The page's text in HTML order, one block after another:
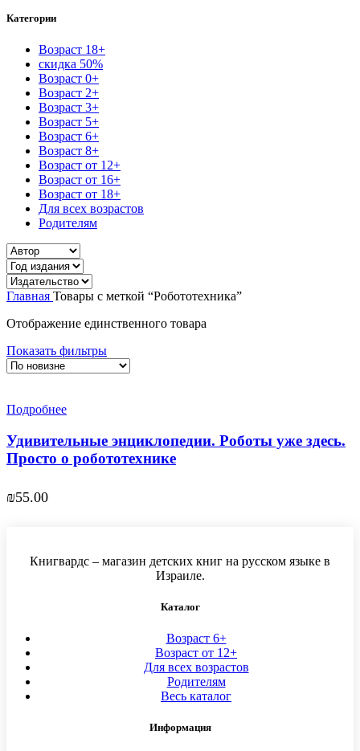
Категории
Возраст 18+
скидка 50%
Возраст 0+
Возраст 2+
Возраст 3+
Возраст 5+
Возраст 6+
Возраст 8+
Возраст от 12+
Возраст от 16+
Возраст от 18+
Для всех возрастов
Родителям
Главная Товары с меткой “Робототехника”
Отображение единственного товара
Показать фильтры
Подробнее
Удивительные энциклопедии. Роботы уже здесь.
Просто о робототехнике
₪55.00
Книгвардс – магазин детских книг на русском языке в
Израиле.
Каталог
Возраст 6+
Возраст от 12+
Для всех возрастов
Родителям
Весь каталог
Информация